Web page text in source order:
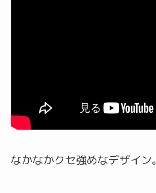
なかなかクセ強めなデザイン。